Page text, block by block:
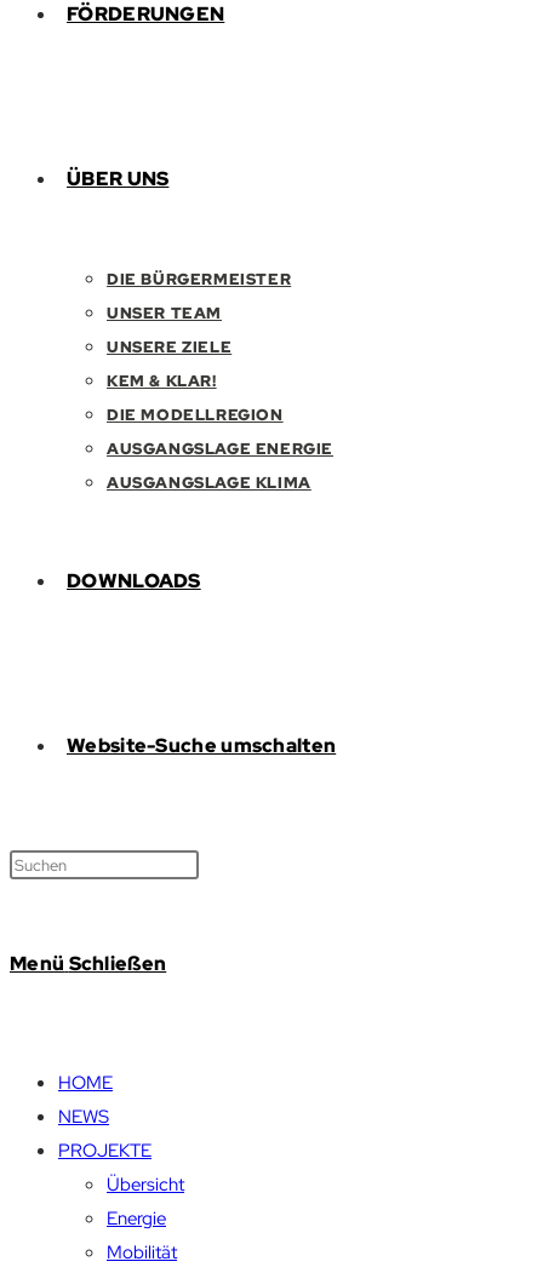
FÖRDERUNGEN
ÜBER UNS
DIE BÜRGERMEISTER
UNSER TEAM
UNSERE ZIELE
KEM & KLAR!
DIE MODELLREGION
AUSGANGSLAGE ENERGIE
AUSGANGSLAGE KLIMA
DOWNLOADS
Website-Suche umschalten
Menü Schließen
HOME
NEWS
PROJEKTE
Übersicht
Energie
Mobilität